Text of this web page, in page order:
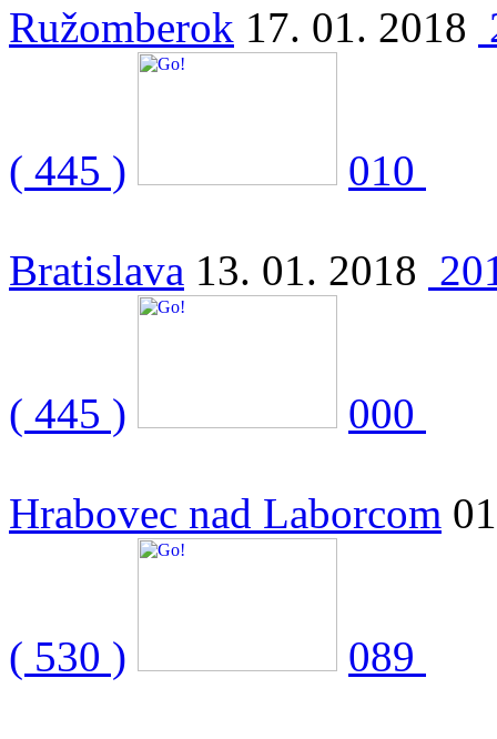
Ružomberok 17. 01. 2018
( 445 ) 010
Bratislava 13. 01. 2018
( 445 ) 000
Hrabovec nad Laborcom
( 530 ) 089